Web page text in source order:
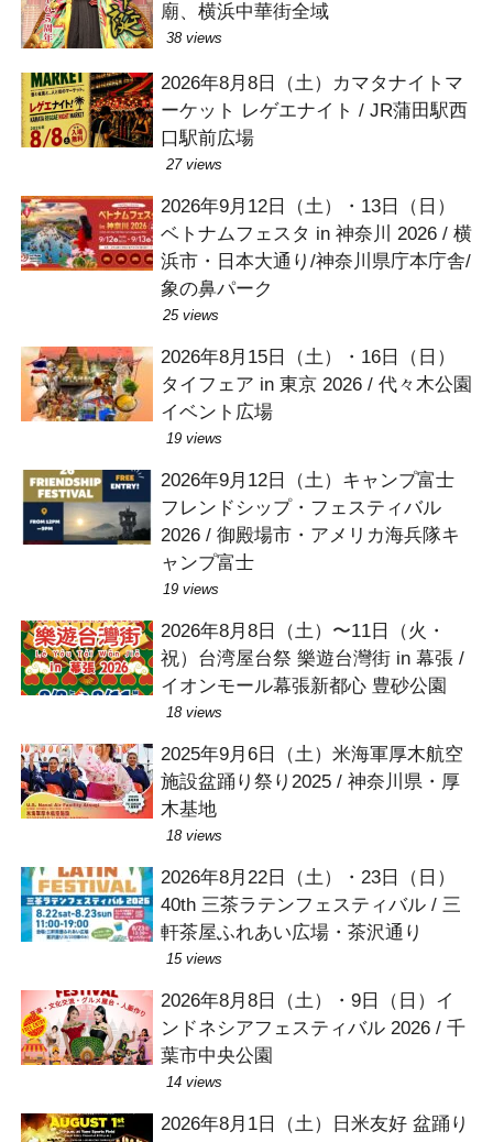
廟、横浜中華街全域
38 views
2026年8月8日（土）カマタナイトマ
ーケット レゲエナイト / JR蒲田駅西
口駅前広場
27 views
2026年9月12日（土）・13日（日）
ベトナムフェスタ in 神奈川 2026 / 横
浜市・日本大通り/神奈川県庁本庁舎/
象の鼻パーク
25 views
2026年8月15日（土）・16日（日）
タイフェア in 東京 2026 / 代々木公園
イベント広場
19 views
2026年9月12日（土）キャンプ富士
フレンドシップ・フェスティバル
2026 / 御殿場市・アメリカ海兵隊キ
ャンプ富士
19 views
2026年8月8日（土）〜11日（火・
祝）台湾屋台祭 樂遊台灣街 in 幕張 /
イオンモール幕張新都心 豊砂公園
18 views
2025年9月6日（土）米海軍厚木航空
施設盆踊り祭り2025 / 神奈川県・厚
木基地
18 views
2026年8月22日（土）・23日（日）
40th 三茶ラテンフェスティバル / 三
軒茶屋ふれあい広場・茶沢通り
15 views
2026年8月8日（土）・9日（日）イ
ンドネシアフェスティバル 2026 / 千
葉市中央公園
14 views
2026年8月1日（土）日米友好 盆踊り